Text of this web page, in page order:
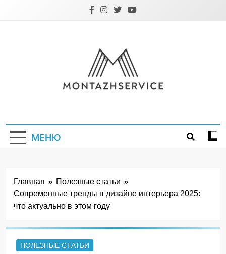
МЕНЮ
Главная
Полезные статьи
Современные тренды в дизайне интерьера 2025:
что актуально в этом году
ПОЛЕЗНЫЕ СТАТЬИ